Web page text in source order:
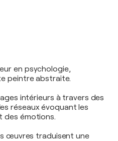
en psychologie,
peintre abstraite.
intérieurs à travers des
réseaux évoquant les
des émotions.
œuvres traduisent une